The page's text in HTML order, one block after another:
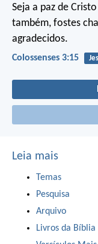
Seja a paz de
também, fostes
agradecidos.
Colossenses 3:15
Leia mais
Temas
Pesquisa
Arquivo
Livros da Bíblia